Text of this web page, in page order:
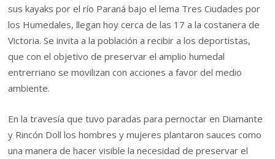
sus kayaks por el río Paraná bajo el lema Tres Ciudades por
los Humedales, llegan hoy cerca de las 17 a la costanera de
Victoria. Se invita a la población a recibir a los deportistas,
que con el objetivo de preservar el amplio humedal
entrerriano se movilizan con acciones a favor del medio
ambiente.
En la travesía que tuvo paradas para pernoctar en Diamante
y Rincón Doll los hombres y mujeres plantaron sauces como
una manera de hacer visible la necesidad de preservar el